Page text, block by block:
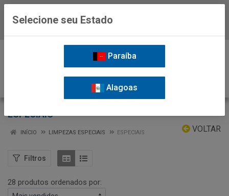
ESPECIAIS
VOLTAR
INÍCIO LIMPEZAS ESPECIAIS ESPECIAIS
Filtros
28 produtos ordenados por:
Selecione seu Estado
Paraíba
Alagoas